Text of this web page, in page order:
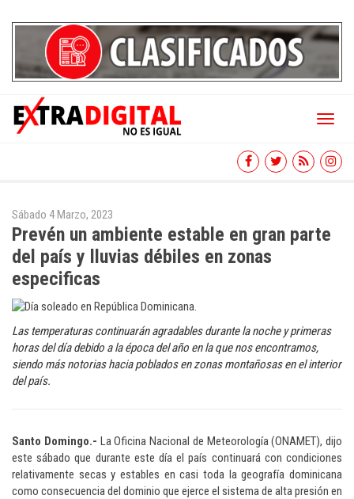
Toggle
Sábado 4 Marzo, 2023
Prevén un ambiente estable en gran parte
del país y lluvias débiles en zonas
especificas
Las temperaturas continuarán agradables durante la noche y primeras
horas del día debido a la época del año en la que nos encontramos,
siendo más notorias hacia poblados en zonas montañosas en el interior
del país.
Santo Domingo.- La Oficina Nacional de Meteorología (ONAMET), dijo
este sábado que durante este día el país continuará con condiciones
relativamente secas y estables en casi toda la geografía dominicana
como consecuencia del dominio que ejerce el sistema de alta presión en